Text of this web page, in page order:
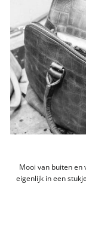
Mooi van buiten en
eigenlijk in een